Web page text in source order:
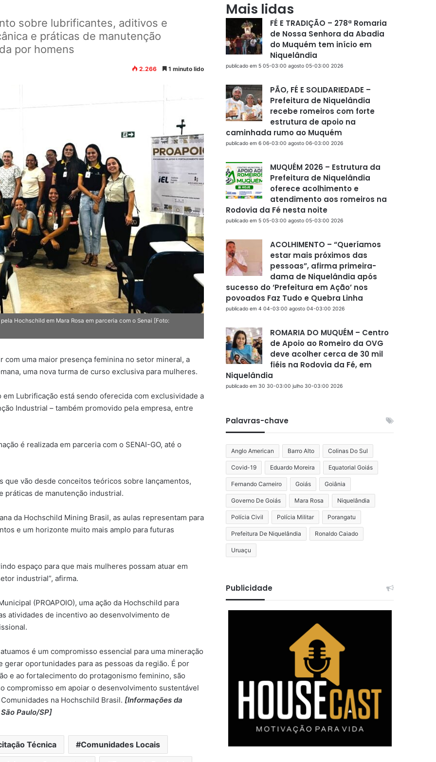
sobre lubrificantes, aditivos e
e práticas de manutenção
por homens
2.266 1 minuto lido
Hochschild em Mara Rosa em parceria com o Senai [Foto:
uma maior presença feminina no setor mineral, a
uma nova turma de curso exclusiva para mulheres.
em Lubrificação está sendo oferecida com exclusividade a
Industrial – também promovido pela empresa, entre
é realizada em parceria com o SENAI-GO, até o
vão desde conceitos teóricos sobre lançamentos,
práticas de manutenção industrial.
da Hochschild Mining Brasil, as aulas representam para
e um horizonte muito mais amplo para futuras
espaço para que mais mulheres possam atuar em
industrial”, afirma.
(PROAPOIO), uma ação da Hochschild para
atividades de incentivo ao desenvolvimento de
é um compromisso essencial para uma mineração
oportunidades para as pessoas da região. É por
e ao fortalecimento do protagonismo feminino, são
compromisso em apoiar o desenvolvimento sustentável
na Hochschild Brasil. [Informações da
Paulo/SP]
Técnica Comunidades Locais
Mais lidas
FÉ E TRADIÇÃO – 278ª Romaria
de Nossa Senhora da Abadia
do Muquém tem início em
Niquelândia
publicado em 5 05-03:00 agosto 05-03:00 2026
PÃO, FÉ E SOLIDARIEDADE –
Prefeitura de Niquelândia
recebe romeiros com forte
estrutura de apoio na
caminhada rumo ao Muquém
publicado em 6 06-03:00 agosto 06-03:00 2026
MUQUÉM 2026 – Estrutura da
Prefeitura de Niquelândia
oferece acolhimento e
atendimento aos romeiros na
Rodovia da Fé nesta noite
publicado em 5 05-03:00 agosto 05-03:00 2026
ACOLHIMENTO – “Queríamos
estar mais próximos das
pessoas”, afirma primeira-
dama de Niquelândia após
sucesso do ‘Prefeitura em Ação’ nos
povoados Faz Tudo e Quebra Linha
publicado em 4 04-03:00 agosto 04-03:00 2026
ROMARIA DO MUQUÉM – Centro
de Apoio ao Romeiro da OVG
deve acolher cerca de 30 mil
fiéis na Rodovia da Fé, em
Niquelândia
publicado em 30 30-03:00 julho 30-03:00 2026
Palavras-chave
Anglo American Barro Alto Colinas Do Sul
Covid-19 Eduardo Moreira Equatorial Goiás
Fernando Carneiro Goiás Goiânia
Governo De Goiás Mara Rosa Niquelândia
Polícia Civil Polícia Militar Porangatu
Prefeitura De Niquelândia Ronaldo Caiado
Uruaçu
Publicidade